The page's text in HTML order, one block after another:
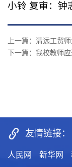
小铃 复审：钟
上一篇：清远工贸
下一篇：我校教师
友情链接：
人民网 新华网